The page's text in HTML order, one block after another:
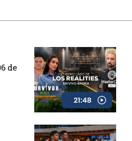
de
21:48